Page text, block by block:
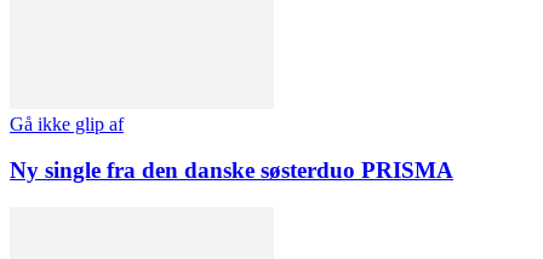
Gå ikke glip af
Ny single fra den danske søsterduo PRISMA